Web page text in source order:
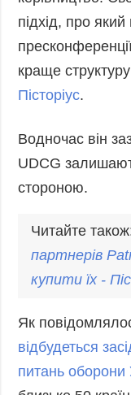
підхід, про
краще
Пісторіус.
Водночас він
UDCG
стороною.
Читайте
партнерів
купити їх -
Як
відбудеться
питань оборони